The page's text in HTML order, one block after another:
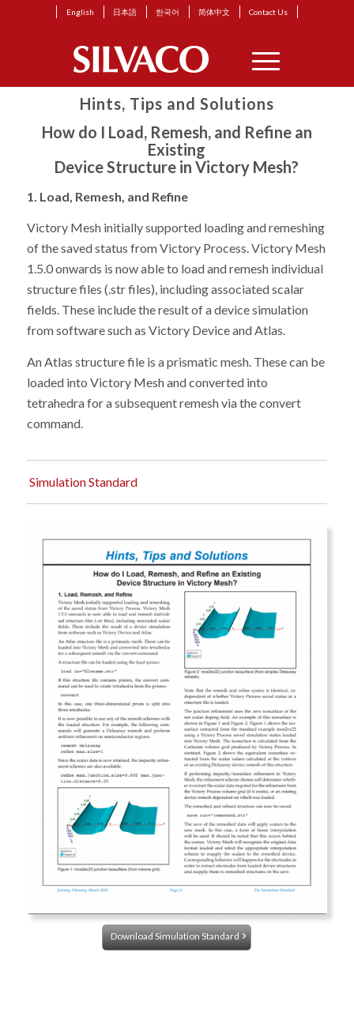
English 日本語 한국어 简体中文 Contact Us
Hints, Tips and Solutions
How do I Load, Remesh, and Refine an
Existing
Device Structure in Victory Mesh?
1. Load, Remesh, and Refine
Victory Mesh initially supported loading and remeshing
of the saved status from Victory Process. Victory Mesh
1.5.0 onwards is now able to load and remesh individual
structure files (.str files), including associated scalar
fields. These include the result of a device simulation
from software such as Victory Device and Atlas.
An Atlas structure file is a prismatic mesh. These can be
loaded into Victory Mesh and converted into
tetrahedra for a subsequent remesh via the convert
command.
Simulation Standard
Download Simulation Standard